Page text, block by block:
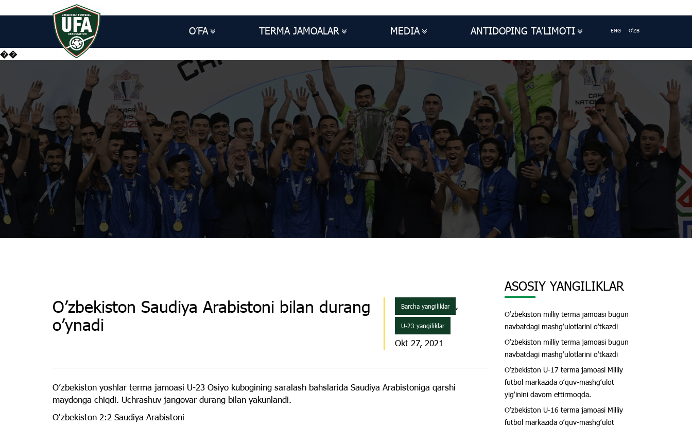
O’FA TERMA JAMOALAR MEDIA ANTIDOPING TA’LIMOTI ENG O'ZB
��
O’zbekiston Saudiya Arabistoni bilan durang
o’ynadi
Barcha yangiliklar ,
U-23 yangiliklar
Okt 27, 2021
O’zbekiston yoshlar terma jamoasi U-23 Osiyo kubogining saralash bahslarida Saudiya Arabistoniga qarshi
maydonga chiqdi. Uchrashuv jangovar durang bilan yakunlandi.
Oʻzbekiston 2:2 Saudiya Arabistoni
ASOSIY YANGILIKLAR
Oʻzbekiston milliy terma jamoasi bugun
navbatdagi mashgʻulotlarini oʻtkazdi
Oʻzbekiston milliy terma jamoasi bugun
navbatdagi mashgʻulotlarini oʻtkazdi
Oʻzbekiston U-17 terma jamoasi Milliy
futbol markazida oʻquv-mashgʻulot
yigʻinini davom ettirmoqda.
Oʻzbekiston U-16 terma jamoasi Milliy
futbol markazida oʻquv-mashgʻulot